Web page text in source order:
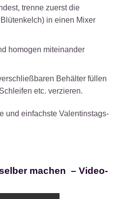
trenne zuerst die
in einen Mixer
homogen miteinander
Behälter füllen
etc. verzieren.
und einfachste Valentinstags-
machen – Video-